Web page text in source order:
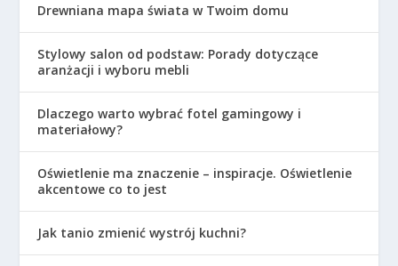
Drewniana mapa świata w Twoim domu
Stylowy salon od podstaw: Porady dotyczące
aranżacji i wyboru mebli
Dlaczego warto wybrać fotel gamingowy i
materiałowy?
Oświetlenie ma znaczenie – inspiracje. Oświetlenie
akcentowe co to jest
Jak tanio zmienić wystrój kuchni?